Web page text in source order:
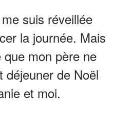
suis réveillée
la journée. Mais
mon père ne
déjeuner de Noël
et moi.